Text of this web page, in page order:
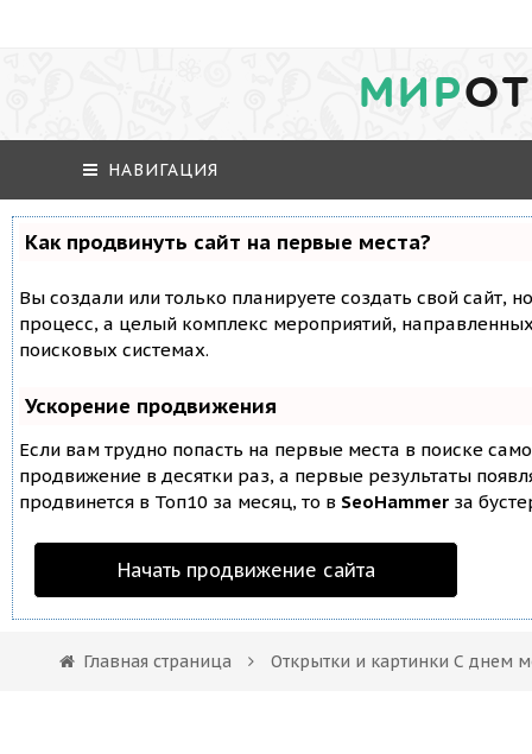
МИР
НАВИГАЦИЯ
Как продвинуть сайт на первые места?
Вы создали или только планируете создать свой сайт,
процесс, а целый комплекс мероприятий,
поисковых системах.
Ускорение продвижения
Если вам трудно попасть на первые места в поиске
продвижение в десятки раз, а первые результаты
продвинется в Топ10 за месяц, то в SeoHammer за
Начать продвижение сайта
Главная страница Открытки и картинки С днем